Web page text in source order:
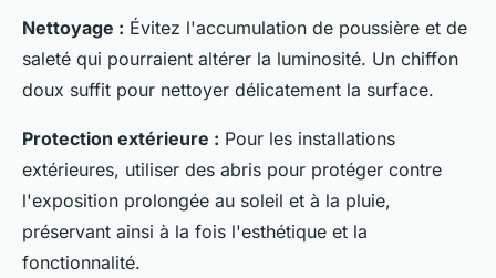
Nettoyage : Évitez l'accumulation de poussière et de
saleté qui pourraient altérer la luminosité. Un chiffon
doux suffit pour nettoyer délicatement la surface.
Protection extérieure : Pour les installations
extérieures, utiliser des abris pour protéger contre
l'exposition prolongée au soleil et à la pluie,
préservant ainsi à la fois l'esthétique et la
fonctionnalité.